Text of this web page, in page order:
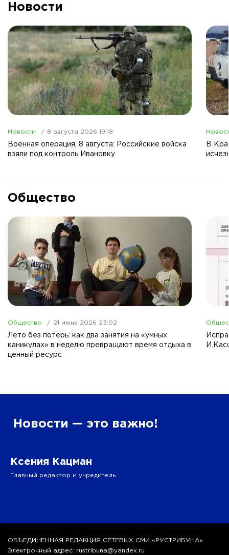
Новости
Новости 8 августа 2026 19:18
Военная операция, 8 августа: Российские войска
взяли под контроль Ивановку
В
Общество
Общество 21 июня 2026 23:02
Лето без потерь: как два занятия на «умных
каникулах» в неделю превращают время отдыха в
ценный ресурс
Новости — это важно!
Ксения Кацман
Главный редактор и учредитель
ОБЪЕДИНЕННАЯ РЕДАКЦИЯ СЕТЕВЫХ СМИ «РУСТРИБУНА»
Электронный адрес: rustribuna@yandex.ru